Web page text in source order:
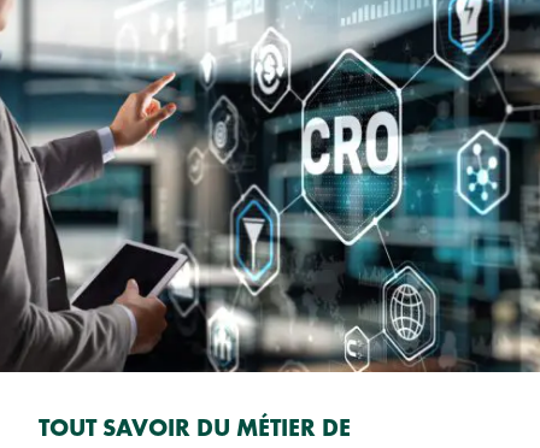
TOUT SAVOIR DU MÉTIER DE